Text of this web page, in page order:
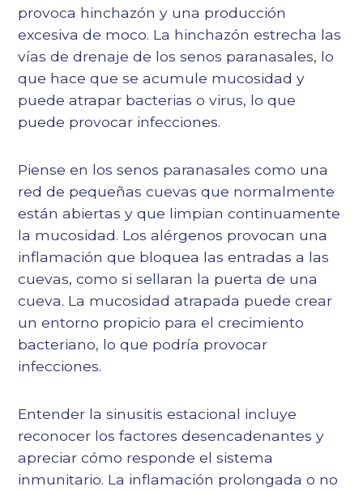
provoca hinchazón y una producción
excesiva de moco. La hinchazón estrecha las
vías de drenaje de los senos paranasales, lo
que hace que se acumule mucosidad y
puede atrapar bacterias o virus, lo que
puede provocar infecciones.
Piense en los senos paranasales como una
red de pequeñas cuevas que normalmente
están abiertas y que limpian continuamente
la mucosidad. Los alérgenos provocan una
inflamación que bloquea las entradas a las
cuevas, como si sellaran la puerta de una
cueva. La mucosidad atrapada puede crear
un entorno propicio para el crecimiento
bacteriano, lo que podría provocar
infecciones.
Entender la sinusitis estacional incluye
reconocer los factores desencadenantes y
apreciar cómo responde el sistema
inmunitario. La inflamación prolongada o no